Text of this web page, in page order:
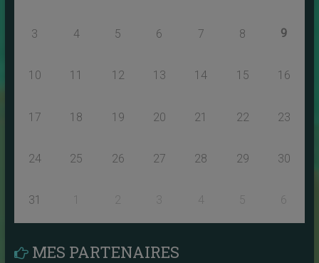
3 4 5 6 7 8 9
10 11 12 13 14 15 16
17 18 19 20 21 22 23
24 25 26 27 28 29 30
31 2 3 5 6
MES PARTENAIRES